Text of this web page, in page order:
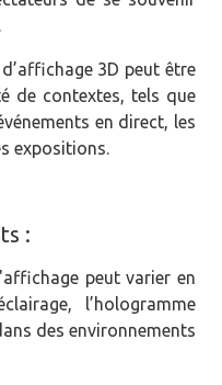
3D peut être
de contextes, tels que
en direct, les
expositions.
:
peut varier en
l’hologramme
des environnements